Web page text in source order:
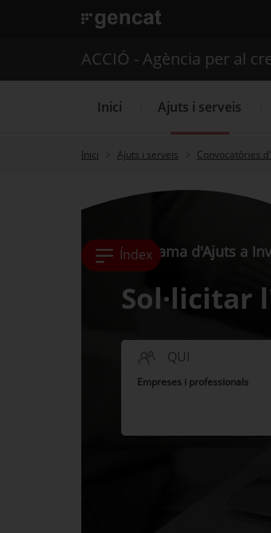
. Open in a new window.
Serveis
ACCIÓ - Agència per al
Inici Ajuts i serveis
Inici Ajuts i serveis Convocatòries
Índex
Programa d'Ajuts a
Sol·licitar
QUI
Empreses i professionals